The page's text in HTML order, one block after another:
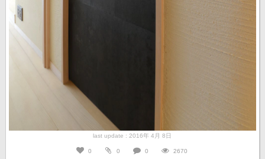
last update : 2016年 4月 8日
0 0 0 2670